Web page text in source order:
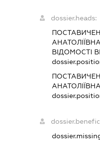
dossier.heads:
АНАТОЛІЇВНА
ВІДОМОСТІ
АНАТОЛІЇВНА